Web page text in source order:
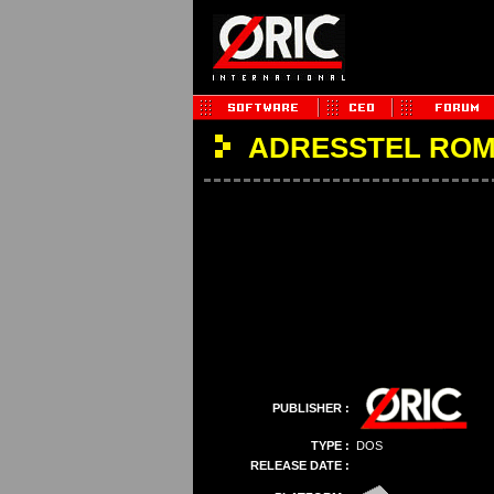
ADRESSTEL
PUBLISHER :
TYPE : DOS
RELEASE DATE :